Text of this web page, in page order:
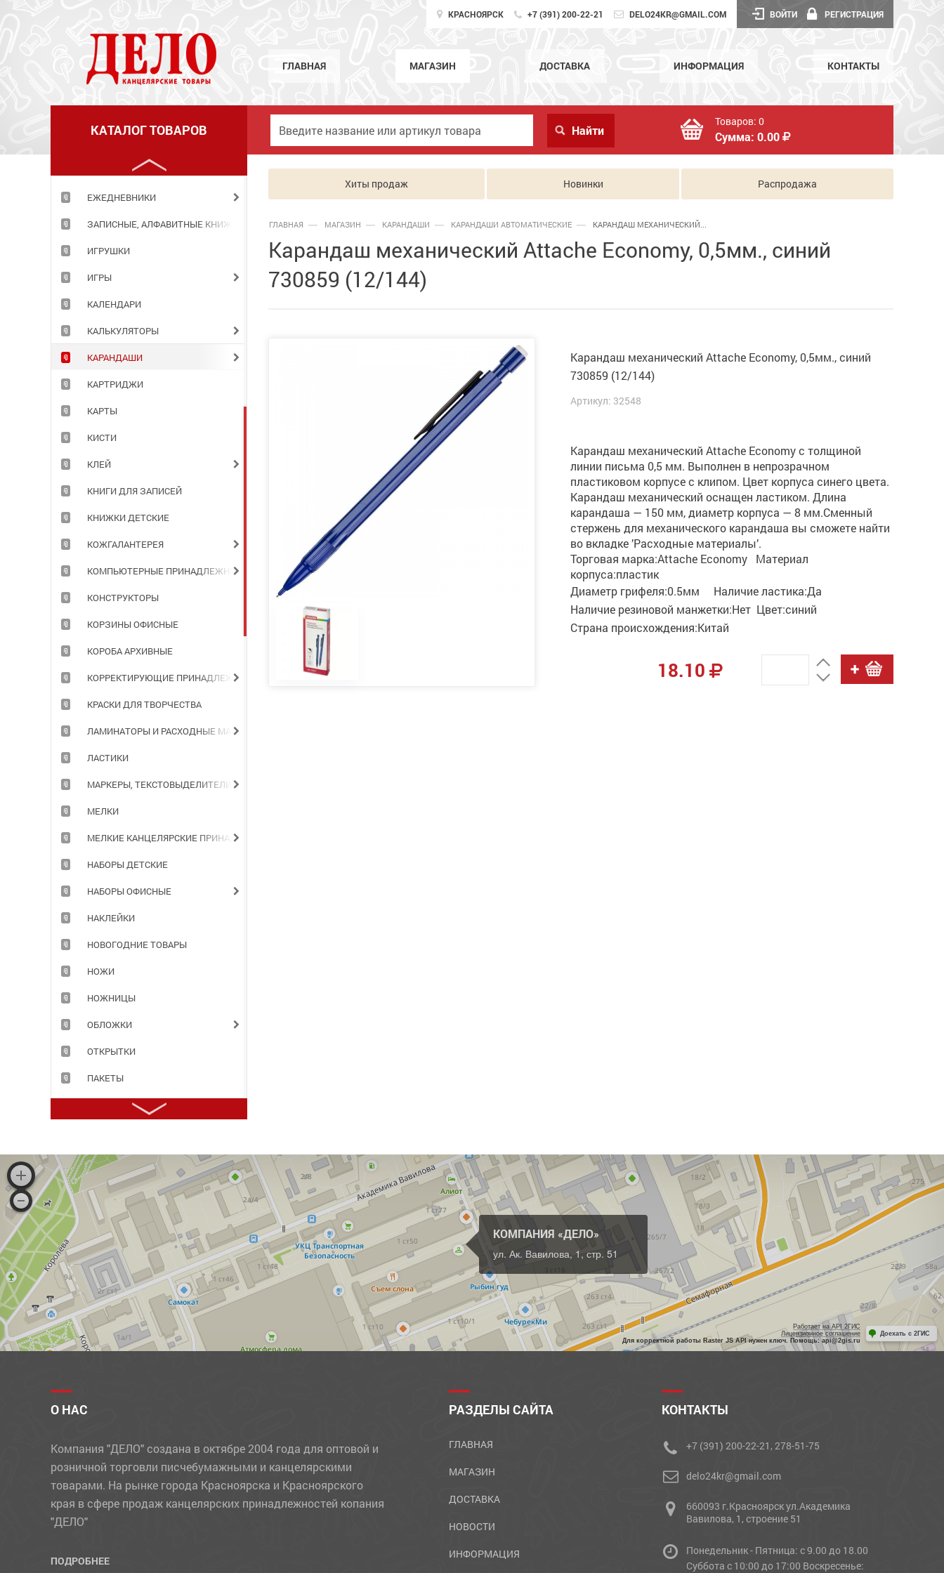
КРАСНОЯРСК +7 (391) 200-22-21 DELO24KR@GMAIL.COM ВОЙТИ РЕГИСТРАЦИЯ
ГЛАВНАЯ МАГАЗИН ДОСТАВКА ИНФОРМАЦИЯ КОНТАКТЫ
КАТАЛОГ ТОВАРОВ
Товаров: 0
Сумма: 0.00
ГРИФЕЛИ
ГУАШЬ
ДЫРОКОЛЫ
ЕЖЕДНЕВНИКИ
ЗАПИСНЫЕ, АЛФАВИТНЫЕ КНИЖКИ
ИГРУШКИ
ИГРЫ
КАЛЕНДАРИ
КАЛЬКУЛЯТОРЫ
КАРАНДАШИ
КАРТРИДЖИ
КАРТЫ
КИСТИ
КЛЕЙ
КНИГИ ДЛЯ ЗАПИСЕЙ
КНИЖКИ ДЕТСКИЕ
КОЖГАЛАНТЕРЕЯ
КОМПЬЮТЕРНЫЕ ПРИНАДЛЕЖНОСТИ
КОНСТРУКТОРЫ
КОРЗИНЫ ОФИСНЫЕ
КОРОБА АРХИВНЫЕ
КОРРЕКТИРУЮЩИЕ ПРИНАДЛЕЖНОСТИ
КРАСКИ ДЛЯ ТВОРЧЕСТВА
ЛАМИНАТОРЫ И РАСХОДНЫЕ МАТЕРИАЛЫ
ЛАСТИКИ
МАРКЕРЫ, ТЕКСТОВЫДЕЛИТЕЛИ
МЕЛКИ
МЕЛКИЕ КАНЦЕЛЯРСКИЕ ПРИНАДЛЕЖНОСТИ
НАБОРЫ ДЕТСКИЕ
НАБОРЫ ОФИСНЫЕ
НАКЛЕЙКИ
НОВОГОДНИЕ ТОВАРЫ
НОЖИ
НОЖНИЦЫ
ОБЛОЖКИ
ОТКРЫТКИ
ПАКЕТЫ
ПЕРФОФАЙЛЫ
ПЛАСТИЛИН
ПРИНАДЛЕЖНОСТИ ДЛЯ ХРАНЕНИЯ ДОКУМЕНТОВ
ПРОДУКТЫ
ПРОЧИЕ ТОВАРЫ
РАЗДЕЛИТЕЛИ
РАСКРАСКИ, АППЛИКАЦИИ
РУЧКИ
СКРЕПКИ, КНОПКИ, ЗАЖИМЫ
СТЕПЛЕРЫ, СКОБЫ, АНТИСТЕПЛЕРЫ
СТЕРЖНИ
СУМКИ
Хиты продаж Новинки Распродажа
ГЛАВНАЯ МАГАЗИН КАРАНДАШИ КАРАНДАШИ АВТОМАТИЧЕСКИЕ КАРАНДАШ МЕХАНИЧЕСКИЙ...
Карандаш механический Attache Economy, 0,5мм., синий
730859 (12/144)
Карандаш механический Attache Economy, 0,5мм., синий
730859 (12/144)
Артикул: 32548
Карандаш механический Attache Economy с толщиной
линии письма 0,5 мм. Выполнен в непрозрачном
пластиковом корпусе с клипом. Цвет корпуса синего цвета.
Карандаш механический оснащен ластиком. Длина
карандаша — 150 мм, диаметр корпуса — 8 мм.Сменный
стержень для механического карандаша вы сможете найти
во вкладке ’Расходные материалы’.
Торговая марка:Attache Economy Материал
корпуса:пластик
Диаметр грифеля:0.5мм Наличие ластика:Да
Наличие резиновой манжетки:Нет Цвет:синий
Страна происхождения:Китай
18.10
КОМПАНИЯ «ДЕЛО»
ул. Ак. Вавилова, 1, стр. 51
Работает на API 2ГИС
Лицензионное соглашение
Для корректной работы Raster JS API нужен ключ. Помощь: api@2gis.ru
Доехать с 2ГИС
О НАС
Компания "ДЕЛО" создана в октябре 2004 года для оптовой и
розничной торговли писчебумажными и канцелярскими
товарами. На рынке города Красноярска и Красноярского
края в сфере продаж канцелярских принадлежностей копания
"ДЕЛО"
ПОДРОБНЕЕ
РАЗДЕЛЫ САЙТА
ГЛАВНАЯ
МАГАЗИН
ДОСТАВКА
НОВОСТИ
ИНФОРМАЦИЯ
КОНТАКТЫ
+7 (391) 200-22-21, 278-51-75
delo24kr@gmail.com
660093 г.Красноярск ул.Академика
Вавилова, 1, строение 51
Понедельник - Пятница: с 9.00 до 18.00
Cуббота с 10:00 до 17:00 Воскресенье: